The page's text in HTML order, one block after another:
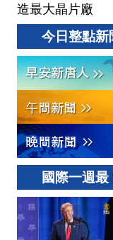
造最大晶片廠
Terafab
今日整點新
國際一週最